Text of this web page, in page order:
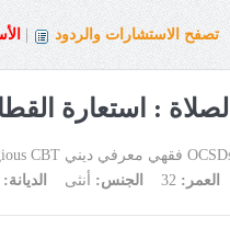
تصفح الاستشارات والردود
: استعارة
العمر:32 الجنس: أنثى الديانة: